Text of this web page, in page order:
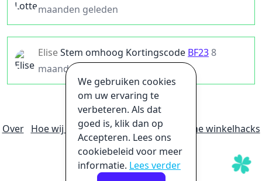
maanden geleden
EliseStem omhoog Kortingscode BF238
maanden geleden
Over Hoe wij geld verdienen
Ultieme online winkelhacks
Privacybeleid Disclaimer
We gebruiken cookies
om uw ervaring te
verbeteren. Als dat
goed is, klik dan op
Accepteren. Lees ons
cookiebeleid voor meer
informatie. Lees verder